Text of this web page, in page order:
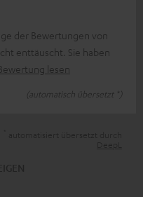
der Bewertungen von
enttäuscht. Sie haben
lesen
(automatisch übersetzt *)